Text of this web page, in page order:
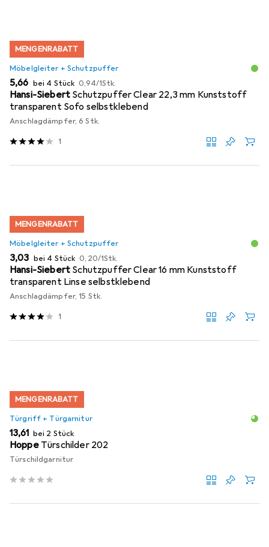
MENGENRABATT
Möbelgleiter + Schutzpuffer
EUR
5,66 bei 4 Stück EUR
0,94/1Stk.
Hansi-Siebert Schutzpuffer Clear 22,3 mm Kunststoff
transparent Sofo selbstklebend
Anschlagdämpfer, 6 Stk.
1
MENGENRABATT
Möbelgleiter + Schutzpuffer
EUR
3,03 bei 4 Stück EUR
0,20/1Stk.
Hansi-Siebert Schutzpuffer Clear 16 mm Kunststoff
transparent Linse selbstklebend
Anschlagdämpfer, 15 Stk.
1
MENGENRABATT
Türgriff + Türgarnitur
EUR
13,61 bei 2 Stück
Hoppe Türschilder 202
Türschildgarnitur